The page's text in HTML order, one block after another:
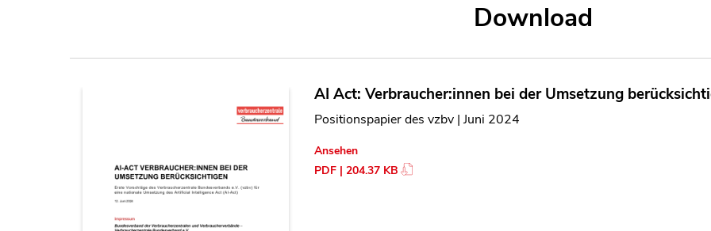
Download
AI Act: Verbraucher:innen bei der Umsetzung
Positionspapier des vzbv | Juni 2024
Ansehen
PDF | 204.37 KB